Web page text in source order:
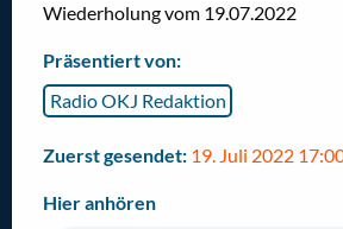
Wiederholung vom 19.07.2022
Präsentiert von:
Radio OKJ Redaktion
Zuerst gesendet: 19. Juli 2022
Hier anhören